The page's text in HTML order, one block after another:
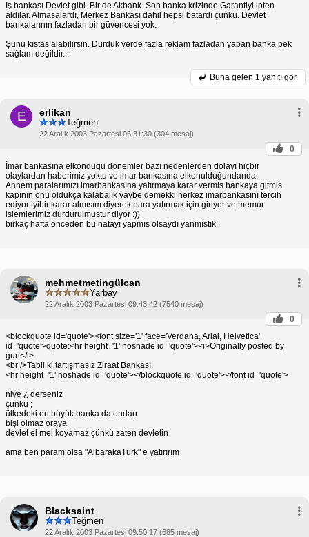
İş bankası Devlet gibi. Bir de Akbank. Son banka krizinde Garantiyi ipten
aldılar. Almasalardı, Merkez Bankası dahil hepsi batardı çünkü. Devlet
bankalarının fazladan bir güvencesi yok.
Şunu kıstas alabilirsin. Durduk yerde fazla reklam fazladan yapan banka pek
sağlam değildir...
Buna gelen 1 yanıtı gör.
E erlikan
Teğmen
22 Aralık 2003 Pazartesi 06:31:30 (304 mesaj)
0
İmar bankasına elkonduğu dönemler bazı nedenlerden dolayı hiçbir
olaylardan haberimiz yoktu ve imar bankasına elkonulduğundanda.
Annem paralarımızı imarbankasına yatırmaya karar vermis bankaya gitmis
kapının önü oldukça kalabalık vaybe demekki herkez imarbankasını tercih
ediyor iyibir karar almısım diyerek para yatırmak için giriyor ve memur
islemlerimiz durdurulmustur diyor :))
birkaç hafta önceden bu hatayı yapmıs olsaydı yanmıstık.
mehmetmetingülcan
Yarbay
22 Aralık 2003 Pazartesi 09:43:42 (7540 mesaj)
0
<blockquote id='quote'><font size='1' face='Verdana, Arial, Helvetica'
id='quote'>quote:<hr height='1' noshade id='quote'><i>Originally posted by
gun</i>
<br />Tabii ki tartışmasız Ziraat Bankası.
<hr height='1' noshade id='quote'></blockquote id='quote'></font id='quote'>
niye ¿ derseniz
çünkü ;
ülkedeki en büyük banka da ondan
bişi olmaz oraya
devlet el mel koyamaz çünkü zaten devletin
ama ben param olsa "AlbarakaTürk" e yatırırım
Blacksaint
Teğmen
22 Aralık 2003 Pazartesi 09:50:17 (685 mesaj)